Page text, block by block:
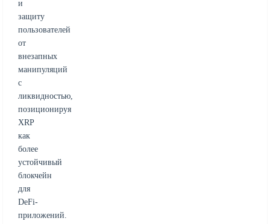
и
защиту
пользователей
от
внезапных
манипуляций
с
ликвидностью,
позиционируя
XRP
как
более
устойчивый
блокчейн
для
DeFi-
приложений.